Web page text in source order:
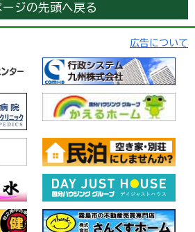
ージの先頭へ戻る
広告について